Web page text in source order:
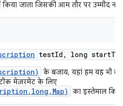
जाता जिसकी आम तौर पर उम्मीद नहीं
testId , long start
के बजाय, यहां हम यह भी
मेज़रमेंट के लिए
का इस्तेमाल